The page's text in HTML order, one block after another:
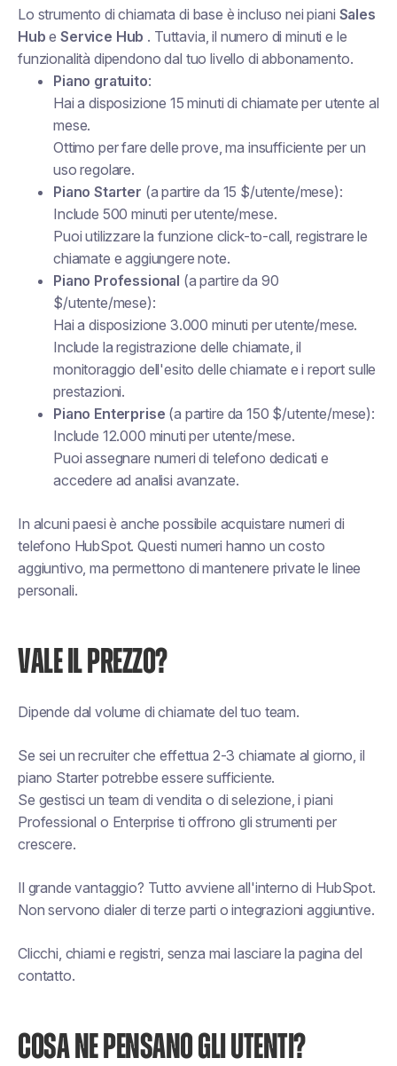
Lo strumento di chiamata di base è incluso nei piani Sales
Hub eService Hub . Tuttavia, il numero di minuti e le
funzionalità dipendono dal tuo livello di abbonamento.
Piano gratuito:
Hai a disposizione 15 minuti di chiamate per utente al
mese.
Ottimo per fare delle prove, ma insufficiente per un
uso regolare.
Piano Starter (a partire da 15 $/utente/mese):
Include 500 minuti per utente/mese.
Puoi utilizzare la funzione click-to-call, registrare le
chiamate e aggiungere note.
Piano Professional (a partire da 90
$/utente/mese):
Hai a disposizione 3.000 minuti per utente/mese.
Include la registrazione delle chiamate, il
monitoraggio dell'esito delle chiamate e i report sulle
prestazioni.
Piano Enterprise (a partire da 150 $/utente/mese):
Include 12.000 minuti per utente/mese.
Puoi assegnare numeri di telefono dedicati e
accedere ad analisi avanzate.
In alcuni paesi è anche possibile acquistare numeri di
telefono HubSpot. Questi numeri hanno un costo
aggiuntivo, ma permettono di mantenere private le linee
personali.
VALE IL PREZZO?
Dipende dal volume di chiamate del tuo team.
Se sei un recruiter che effettua 2-3 chiamate al giorno, il
piano Starter potrebbe essere sufficiente.
Se gestisci un team di vendita o di selezione, i piani
Professional o Enterprise ti offrono gli strumenti per
crescere.
Il grande vantaggio? Tutto avviene all'interno di HubSpot.
Non servono dialer di terze parti o integrazioni aggiuntive.
Clicchi, chiami e registri, senza mai lasciare la pagina del
contatto.
COSA NE PENSANO GLI UTENTI?